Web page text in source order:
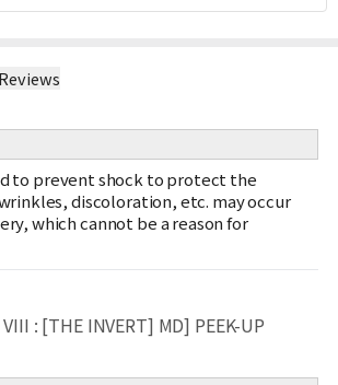
Reviews
to prevent shock to protect the
discoloration, etc. may occur
which cannot be a reason for
: [THE INVERT] MD] PEEK-UP